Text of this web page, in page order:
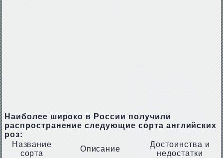
Наиболее широко в России получили
распространение следующие сорта английских
роз:
Название
сорта
Описание
Достоинства и
недостатки